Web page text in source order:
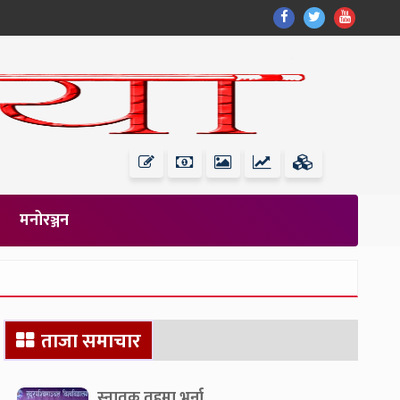
Find
Us
Facebook
Find
Us
Find
Us
मनोरञ्जन
Secondary
Sidebarताजा समाचार